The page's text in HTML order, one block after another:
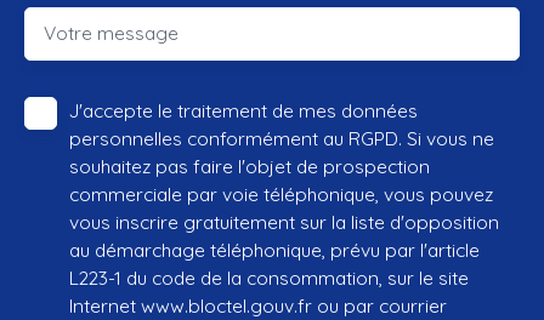
Votre message
J'accepte le traitement de mes données
personnelles conformément au RGPD. Si vous ne
souhaitez pas faire l'objet de prospection
commerciale par voie téléphonique, vous pouvez
vous inscrire gratuitement sur la liste d'opposition
au démarchage téléphonique, prévu par l'article
L223-1 du code de la consommation, sur le site
Internet www.bloctel.gouv.fr ou par courrier